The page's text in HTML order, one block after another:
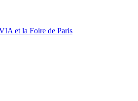
et la Foire de Paris